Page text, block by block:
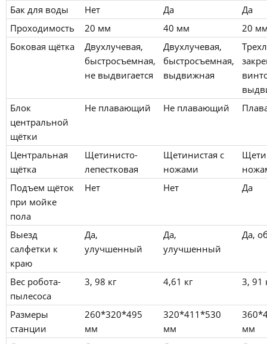
Бак для воды
Нет Да
Да
Проходимость
20 мм 40 мм
20
Боковая щётка
Двухлучевая,
быстросъемная,
не выдвигается
Двухлучевая,
быстросъемная,
выдвижная
Блок
центральной
щётки
Не плавающий Не плавающий
Центральная
щётка
Щетинисто-
лепестковая
Щетинистая с
ножами
Подъем щёток
при мойке
пола
Нет Нет Да
Выезд
салфетки к
краю
Да,
улучшенный
Да,
улучшенный
Да,
Вес робота-
пылесоса
3, 98 кг 4,61 кг 3, 91
Размеры
станции
260*320*495
мм
320*411*530
мм
мм